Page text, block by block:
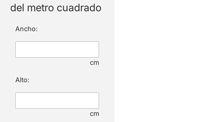
del metro cuadrado
Ancho:
cm
Alto:
cm